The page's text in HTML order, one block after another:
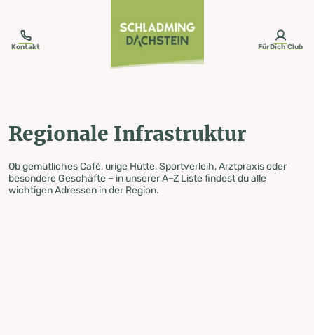
Kontakt FürDich Club
Regionale Infrastruktur
Ob gemütliches Café, urige Hütte, Sportverleih, Arztpraxis oder
besondere Geschäfte – in unserer A–Z Liste findest du alle
wichtigen Adressen in der Region.